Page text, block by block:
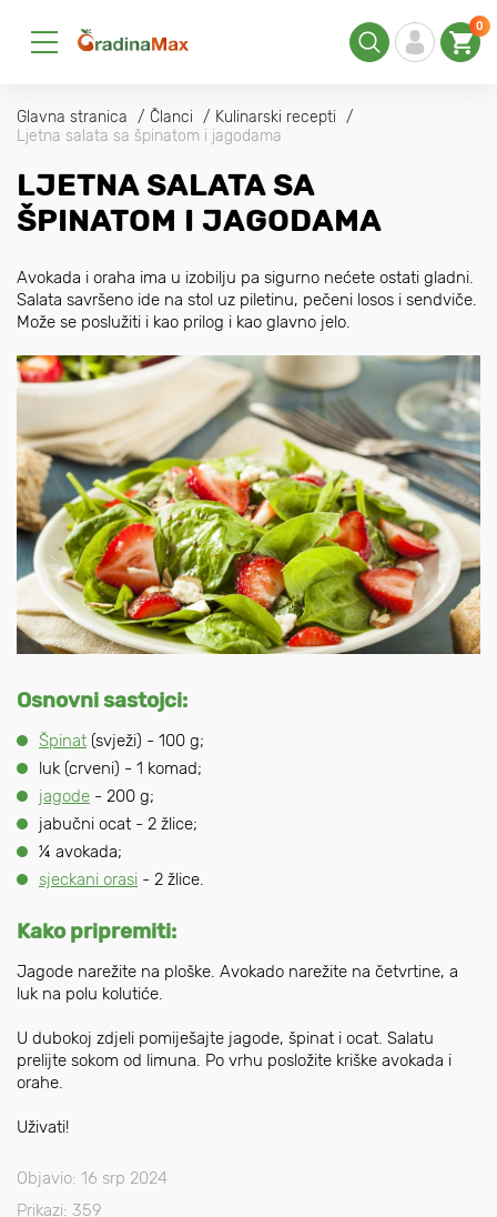
0
Glavna stranica Članci
Kulinarski recepti
Ljetna salata sa špinatom i jagodama
LJETNA SALATA SA
ŠPINATOM I JAGODAMA
Avokada i oraha ima u izobilju pa sigurno nećete ostati gladni.
Salata savršeno ide na stol uz piletinu, pečeni losos i sendviče.
Može se poslužiti i kao prilog i kao glavno jelo.
Osnovni sastojci:
Špinat (svježi) - 100 g;
luk (crveni) - 1 komad;
jagode - 200 g;
jabučni ocat - 2 žlice;
¼ avokada;
sjeckani orasi - 2 žlice.
Kako pripremiti:
Jagode narežite na ploške. Avokado narežite na četvrtine, a
luk na polu kolutiće.
U dubokoj zdjeli pomiješajte jagode, špinat i ocat. Salatu
prelijte sokom od limuna. Po vrhu posložite kriške avokada i
orahe.
Uživati!
Objavio: 16 srp 2024
Prikazi: 359